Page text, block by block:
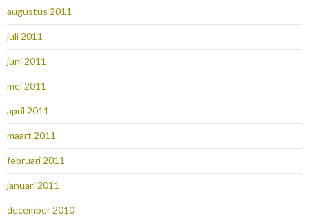
augustus 2011
juli 2011
juni 2011
mei 2011
april 2011
maart 2011
februari 2011
januari 2011
december 2010